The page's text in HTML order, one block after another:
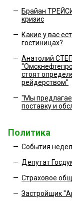
— Брайан
кризис
— Какие у вас
гостиницах?
— Анатолий
стоят
рейдерством"
— "Мы
поставку и
Политика
— События
— Депутат
— Страховое
— Застройщик